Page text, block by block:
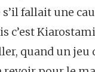
fallait une
c’est
quand un